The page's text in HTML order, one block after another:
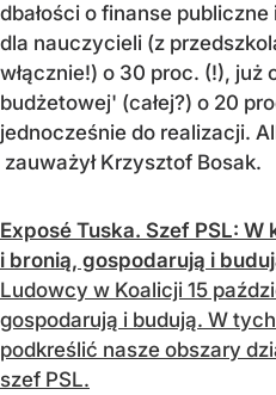
dbałości o finanse
dla nauczycieli (z
włącznie!) o 30 proc. (!),
budżetowej' (całej?) o 20
jednocześnie do realizacji.
zauważył Krzysztof Bosak.
Exposé Tuska. Szef PSL:
i bronią, gospodarują i
Ludowcy w Koalicji 15
gospodarują i budują. W
podkreślić nasze obszary
szef PSL.